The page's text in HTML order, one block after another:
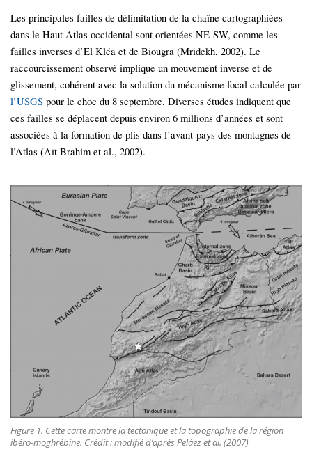
Les principales failles de délimitation de la chaîne cartographiées
dans le Haut Atlas occidental sont orientées NE-SW, comme les
failles inverses d’El Kléa et de Biougra (Mridekh, 2002). Le
raccourcissement observé implique un mouvement inverse et de
glissement, cohérent avec la solution du mécanisme focal calculée par
l’USGS pour le choc du 8 septembre. Diverses études indiquent que
ces failles se déplacent depuis environ 6 millions d’années et sont
associées à la formation de plis dans l’avant-pays des montagnes de
l’Atlas (Aït Brahim et al., 2002).
Figure 1. Cette carte montre la tectonique et la topographie de la région
ibéro-moghrébine. Crédit : modifié d’après Peláez et al. (2007)